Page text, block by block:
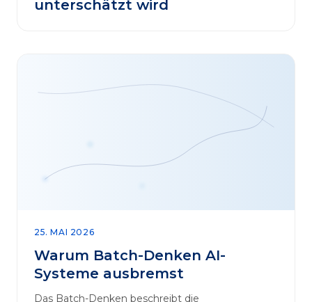
unterschätzt wird
25. MAI 2026
Warum Batch-Denken AI-
Systeme ausbremst
Das Batch-Denken beschreibt die